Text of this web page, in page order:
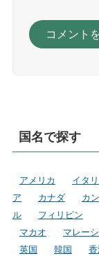
国名で探す
アメリカ イタ
ア
カナダ カ
ル
フィリピン
マカオ
マレー
英国
韓国